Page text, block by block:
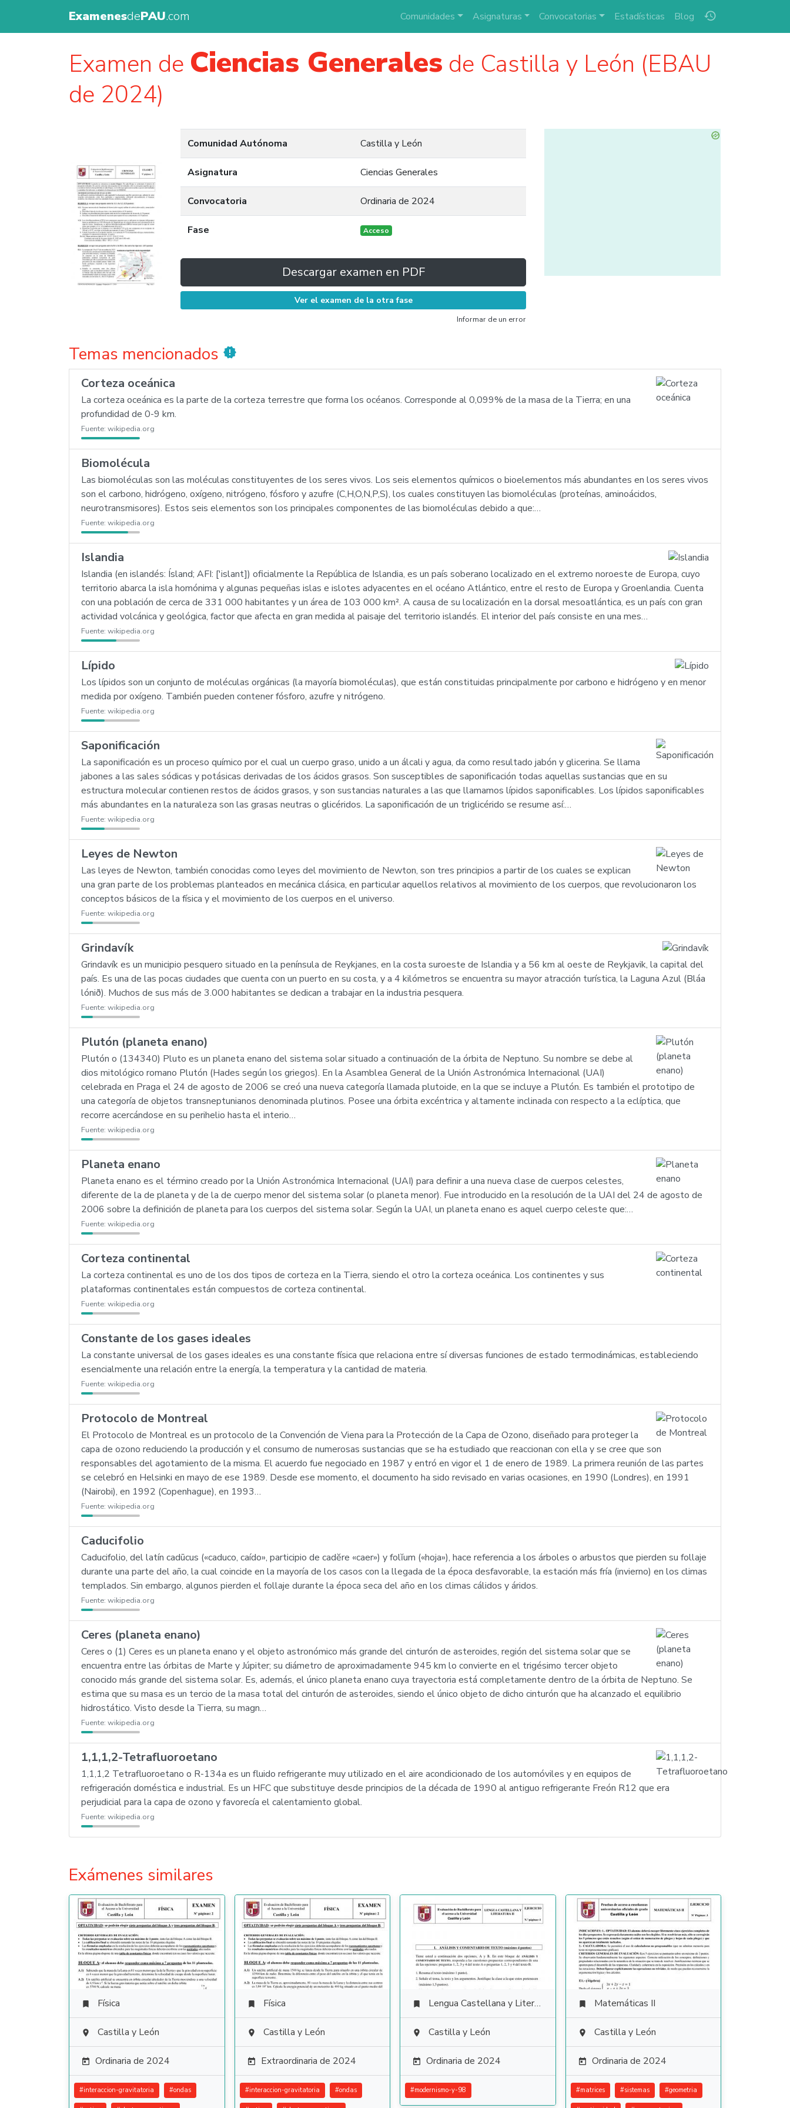
ExamenesdePAU.com history
Comunidades Asignaturas Convocatorias Estadísticas Blog
Examen de Ciencias Generales de Castilla y León (EBAU
de 2024)
Comunidad Autónoma Castilla y León
Asignatura Ciencias Generales
Convocatoria Ordinaria de 2024
Fase Acceso
Descargar examen en PDF
Ver el examen de la otra fase
Informar de un error
Temas mencionados new_releases
Corteza oceánica
La corteza oceánica es la parte de la corteza terrestre que forma los océanos. Corresponde al 0,099% de la masa de la Tierra; en una
profundidad de 0-9 km.
Fuente: wikipedia.org
Biomolécula
Las biomoléculas son las moléculas constituyentes de los seres vivos. Los seis elementos químicos o bioelementos más abundantes en los seres vivos
son el carbono, hidrógeno, oxígeno, nitrógeno, fósforo y azufre (C,H,O,N,P,S), los cuales constituyen las biomoléculas (proteínas, aminoácidos,
neurotransmisores). Estos seis elementos son los principales componentes de las biomoléculas debido a que:…
Fuente: wikipedia.org
Islandia
Islandia (en islandés: Ísland; AFI: ['islant]) oficialmente la República de Islandia, es un país soberano localizado en el extremo noroeste de Europa, cuyo
territorio abarca la isla homónima y algunas pequeñas islas e islotes adyacentes en el océano Atlántico, entre el resto de Europa y Groenlandia. Cuenta
con una población de cerca de 331 000 habitantes y un área de 103 000 km². A causa de su localización en la dorsal mesoatlántica, es un país con gran
actividad volcánica y geológica, factor que afecta en gran medida al paisaje del territorio islandés. El interior del país consiste en una mes…
Fuente: wikipedia.org
Lípido
Los lípidos son un conjunto de moléculas orgánicas (la mayoría biomoléculas), que están constituidas principalmente por carbono e hidrógeno y en menor
medida por oxígeno. También pueden contener fósforo, azufre y nitrógeno.
Fuente: wikipedia.org
Saponificación
La saponificación es un proceso químico por el cual un cuerpo graso, unido a un álcali y agua, da como resultado jabón y glicerina. Se llama
jabones a las sales sódicas y potásicas derivadas de los ácidos grasos. Son susceptibles de saponificación todas aquellas sustancias que en su
estructura molecular contienen restos de ácidos grasos, y son sustancias naturales a las que llamamos lípidos saponificables. Los lípidos saponificables
más abundantes en la naturaleza son las grasas neutras o glicéridos. La saponificación de un triglicérido se resume así:…
Fuente: wikipedia.org
Leyes de Newton
Las leyes de Newton, también conocidas como leyes del movimiento de Newton, son tres principios a partir de los cuales se explican
una gran parte de los problemas planteados en mecánica clásica, en particular aquellos relativos al movimiento de los cuerpos, que revolucionaron los
conceptos básicos de la física y el movimiento de los cuerpos en el universo.
Fuente: wikipedia.org
Grindavík
Grindavík es un municipio pesquero situado en la península de Reykjanes, en la costa suroeste de Islandia y a 56 km al oeste de Reykjavik, la capital del
país. Es una de las pocas ciudades que cuenta con un puerto en su costa, y a 4 kilómetros se encuentra su mayor atracción turística, la Laguna Azul (Bláa
lónið). Muchos de sus más de 3.000 habitantes se dedican a trabajar en la industria pesquera.
Fuente: wikipedia.org
Plutón (planeta enano)
Plutón o (134340) Pluto es un planeta enano del sistema solar situado a continuación de la órbita de Neptuno. Su nombre se debe al
dios mitológico romano Plutón (Hades según los griegos). En la Asamblea General de la Unión Astronómica Internacional (UAI)
celebrada en Praga el 24 de agosto de 2006 se creó una nueva categoría llamada plutoide, en la que se incluye a Plutón. Es también el prototipo de
una categoría de objetos transneptunianos denominada plutinos. Posee una órbita excéntrica y altamente inclinada con respecto a la eclíptica, que
recorre acercándose en su perihelio hasta el interio…
Fuente: wikipedia.org
Planeta enano
Planeta enano es el término creado por la Unión Astronómica Internacional (UAI) para definir a una nueva clase de cuerpos celestes,
diferente de la de planeta y de la de cuerpo menor del sistema solar (o planeta menor). Fue introducido en la resolución de la UAI del 24 de agosto de
2006 sobre la definición de planeta para los cuerpos del sistema solar. Según la UAI, un planeta enano es aquel cuerpo celeste que:…
Fuente: wikipedia.org
Corteza continental
La corteza continental es uno de los dos tipos de corteza en la Tierra, siendo el otro la corteza oceánica. Los continentes y sus
plataformas continentales están compuestos de corteza continental.
Fuente: wikipedia.org
Constante de los gases ideales
La constante universal de los gases ideales es una constante física que relaciona entre sí diversas funciones de estado termodinámicas, estableciendo
esencialmente una relación entre la energía, la temperatura y la cantidad de materia.
Fuente: wikipedia.org
Protocolo de Montreal
El Protocolo de Montreal es un protocolo de la Convención de Viena para la Protección de la Capa de Ozono, diseñado para proteger la
capa de ozono reduciendo la producción y el consumo de numerosas sustancias que se ha estudiado que reaccionan con ella y se cree que son
responsables del agotamiento de la misma. El acuerdo fue negociado en 1987 y entró en vigor el 1 de enero de 1989. La primera reunión de las partes
se celebró en Helsinki en mayo de ese 1989. Desde ese momento, el documento ha sido revisado en varias ocasiones, en 1990 (Londres), en 1991
(Nairobi), en 1992 (Copenhague), en 1993…
Fuente: wikipedia.org
Caducifolio
Caducifolio, del latín cadūcus («caduco, caído», participio de cadĕre «caer») y folĭum («hoja»), hace referencia a los árboles o arbustos que pierden su follaje
durante una parte del año, la cual coincide en la mayoría de los casos con la llegada de la época desfavorable, la estación más fría (invierno) en los climas
templados. Sin embargo, algunos pierden el follaje durante la época seca del año en los climas cálidos y áridos.
Fuente: wikipedia.org
Ceres (planeta enano)
Ceres o (1) Ceres es un planeta enano y el objeto astronómico más grande del cinturón de asteroides, región del sistema solar que se
encuentra entre las órbitas de Marte y Júpiter; su diámetro de aproximadamente 945 km lo convierte en el trigésimo tercer objeto
conocido más grande del sistema solar. Es, además, el único planeta enano cuya trayectoria está completamente dentro de la órbita de Neptuno. Se
estima que su masa es un tercio de la masa total del cinturón de asteroides, siendo el único objeto de dicho cinturón que ha alcanzado el equilibrio
hidrostático. Visto desde la Tierra, su magn…
Fuente: wikipedia.org
1,1,1,2-Tetrafluoroetano
1,1,1,2 Tetrafluoroetano o R-134a es un fluido refrigerante muy utilizado en el aire acondicionado de los automóviles y en equipos de
refrigeración doméstica e industrial. Es un HFC que substituye desde principios de la década de 1990 al antiguo refrigerante Freón R12 que era
perjudicial para la capa de ozono y favorecía el calentamiento global.
Fuente: wikipedia.org
Exámenes similares
 Física
 Castilla y León
 Ordinaria de 2024
#interaccion-gravitatoria #ondas
 Física
 Castilla y León
 Extraordinaria de 2024
#interaccion-gravitatoria #ondas
 Lengua Castellana y Literatura
 Castilla y León
 Ordinaria de 2024
#modernismo-y-98
 Matemáticas II
 Castilla y León
 Ordinaria de 2024
#matrices #sistemas #geometria